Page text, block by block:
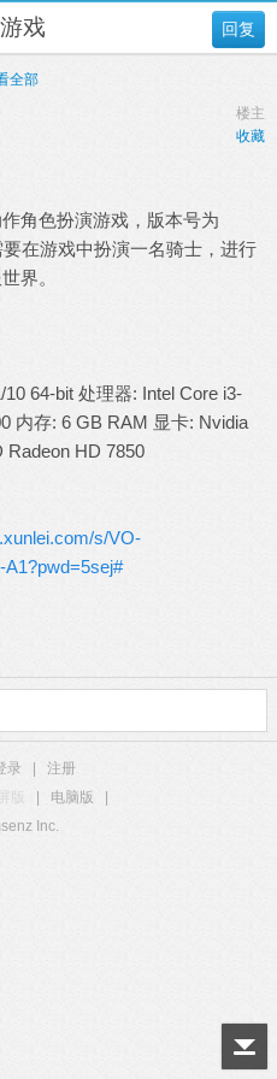
回复
戏
全部
楼主
收藏
角色扮演游戏，版本号为
在游戏中扮演一名骑士，进行
界。
64-bit 处理器: Intel Core i3-
内存: 6 GB RAM 显卡: Nvidia
Radeon HD 7850
s/VO-
A1?pwd=5sej#
录
注册
版 电脑版
Inc.